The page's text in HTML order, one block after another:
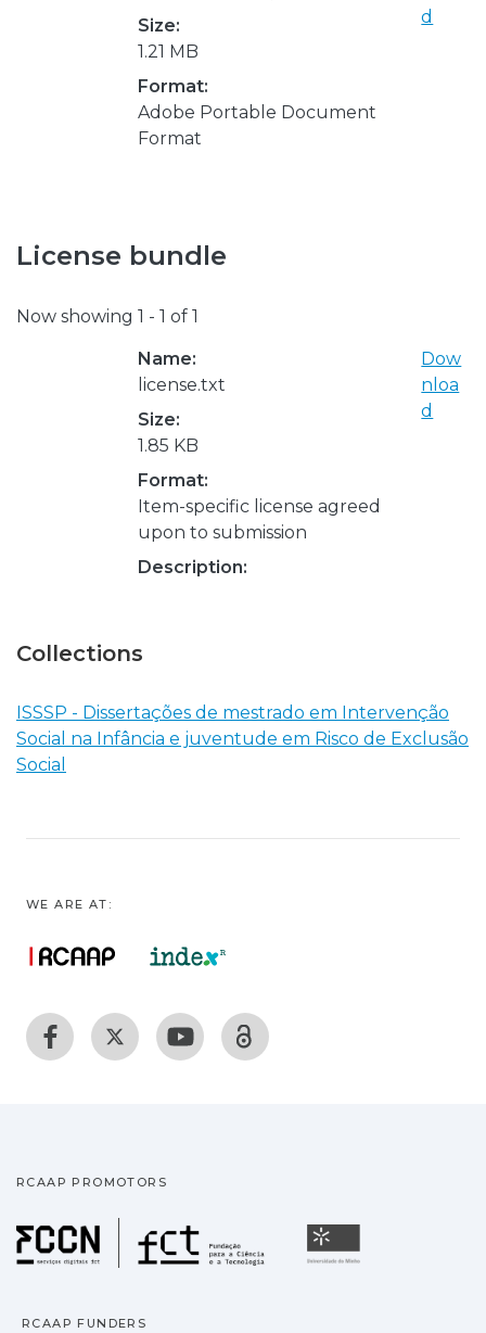
Size:
1.21 MB
Format:
Adobe Portable Document
Format
d
License bundle
Now showing 1 - 1 of 1
Name:
license.txt
Size:
1.85 KB
Format:
Item-specific license agreed
upon to submission
Description:
Dow
nloa
d
Collections
ISSSP - Dissertações de mestrado em Intervenção
Social na Infância e juventude em Risco de Exclusão
Social
WE ARE AT:
RCAAP PROMOTORS
Fundação para a
RCAAP FUNDERS